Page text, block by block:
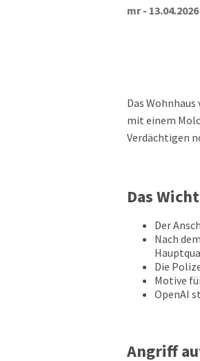
mr -
Das
mit einem
Verdächtigen
Das
Der
Nach
Die
Motive
OpenAI
Angriff